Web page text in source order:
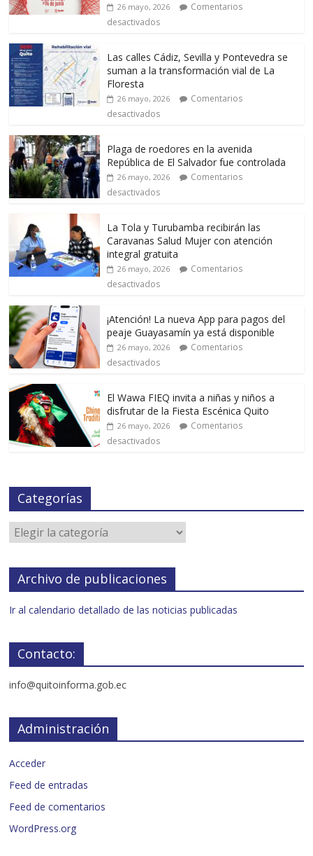
26 mayo, 2026
Comentarios
desactivados
Las calles Cádiz, Sevilla y Pontevedra se
suman a la transformación vial de La
Floresta
26 mayo, 2026
Comentarios
desactivados
Plaga de roedores en la avenida
República de El Salvador fue controlada
26 mayo, 2026
Comentarios
desactivados
La Tola y Turubamba recibirán las
Caravanas Salud Mujer con atención
integral gratuita
26 mayo, 2026
Comentarios
desactivados
¡Atención! La nueva App para pagos del
peaje Guayasamín ya está disponible
26 mayo, 2026
Comentarios
desactivados
El Wawa FIEQ invita a niñas y niños a
disfrutar de la Fiesta Escénica Quito
26 mayo, 2026
Comentarios
desactivados
Categorías
Archivo de publicaciones
Ir al calendario detallado de las noticias publicadas
Contacto:
info@quitoinforma.gob.ec
Administración
Acceder
Feed de entradas
Feed de comentarios
WordPress.org